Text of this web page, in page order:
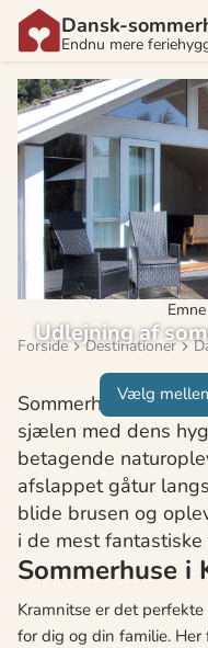
Dansk-
Endnu mere
Udlejning af
Vælg
Forside Destinationer
Sommerhusferien i
sjælen med dens
betagende
afslappet gåtur
blide brusen og
i de mest fantastiske
Sommerhuse i
Kramnitse er det
for dig og din familie.